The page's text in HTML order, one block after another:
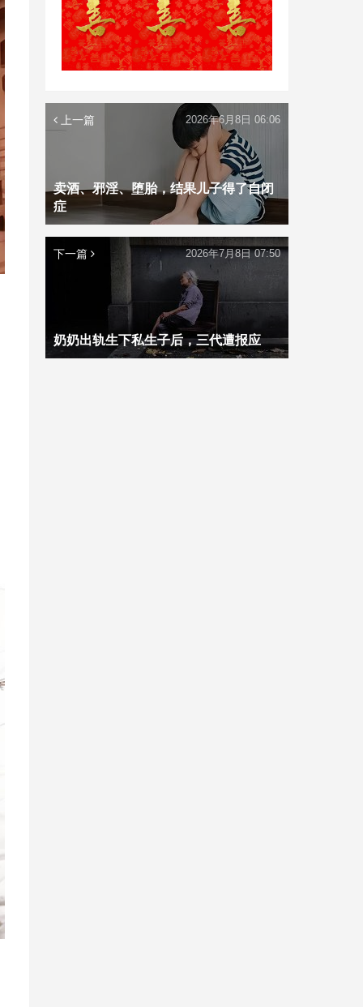
上一篇
卖酒、邪淫、堕胎，结果儿子得了自闭
症
2026年6月8日 06:06
下一篇
奶奶出轨生下私生子后，三代遭报应
2026年7月8日 07:50